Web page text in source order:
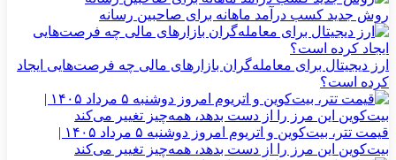
روش جدید کسب درآمد ماهانه برای صاحبین رسانه
ارز دیجیتال برای معامله‌گران بازارهای مالی چه فرصت‌هایی ایجاد
کرده است؟
قیمت تتر، بیت‌کوین و اتریوم امروز دوشنبه ۵ مرداد ۱۴۰۵ |
بیت‌کوین این مرز را از دست بدهد، همه‌چیز تغییر می‌کند